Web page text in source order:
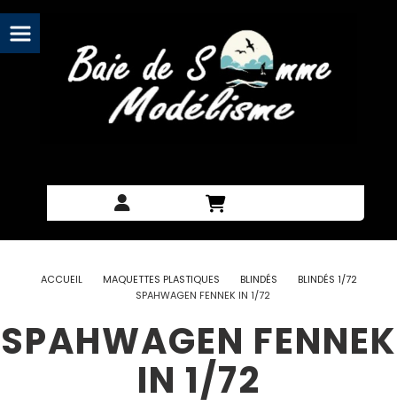
ACCUEIL MAQUETTES PLASTIQUES BLINDÉS
BLINDÉS 1/72
SPAHWAGEN FENNEK IN 1/72
SPAHWAGEN FENNEK
IN 1/72